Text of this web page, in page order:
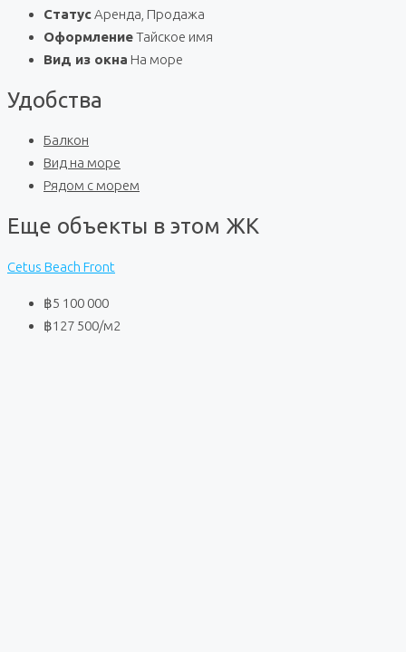
СтатусАренда, Продажа
ОформлениеТайское имя
Вид из окна На море
Удобства
Балкон
Вид на море
Рядом с морем
Еще объекты в этом ЖК
Cetus Beach Front
฿5 100 000
฿127 500/м2